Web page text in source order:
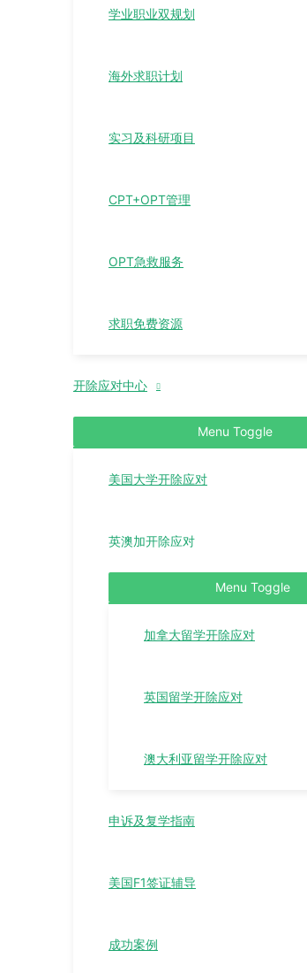
学业职业双规划
海外求职计划
实习及科研项目
CPT+OPT管理
OPT急救服务
求职免费资源
开除应对中心
Menu Toggle
美国大学开除应对
英澳加开除应对
Menu Toggle
加拿大留学开除应对
英国留学开除应对
澳大利亚留学开除应对
申诉及复学指南
美国F1签证辅导
成功案例